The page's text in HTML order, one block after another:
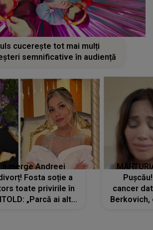
cucerește tot mai mulți
semnificative în audiență
îi merge Andreei
Fosta soție a
toate privirile în
„Parcă ai altă
cancer
Berkovich,